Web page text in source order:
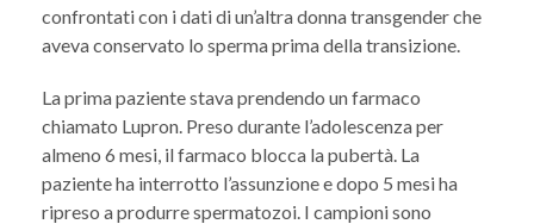
confrontati con i dati di un’altra donna transgender che
aveva conservato lo sperma prima della transizione.
La prima paziente stava prendendo un farmaco
chiamato Lupron. Preso durante l’adolescenza per
almeno 6 mesi, il farmaco blocca la pubertà. La
paziente ha interrotto l’assunzione e dopo 5 mesi ha
ripreso a produrre spermatozoi. I campioni sono